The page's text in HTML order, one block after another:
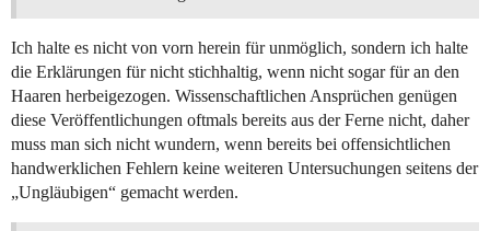
Ich halte es nicht von vorn herein für unmöglich, sondern ich halte
die Erklärungen für nicht stichhaltig, wenn nicht sogar für an den
Haaren herbeigezogen. Wissenschaftlichen Ansprüchen genügen
diese Veröffentlichungen oftmals bereits aus der Ferne nicht, daher
muss man sich nicht wundern, wenn bereits bei offensichtlichen
handwerklichen Fehlern keine weiteren Untersuchungen seitens der
„Ungläubigen“ gemacht werden.